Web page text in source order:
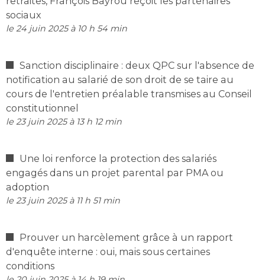
sociaux
le 24 juin 2025 à 10 h 54 min
Sanction disciplinaire : deux QPC sur l'absence de
notification au salarié de son droit de se taire au
cours de l'entretien préalable transmises au Conseil
constitutionnel
le 23 juin 2025 à 13 h 12 min
Une loi renforce la protection des salariés
engagés dans un projet parental par PMA ou
adoption
le 23 juin 2025 à 11 h 51 min
Prouver un harcèlement grâce à un rapport
d'enquête interne : oui, mais sous certaines
conditions